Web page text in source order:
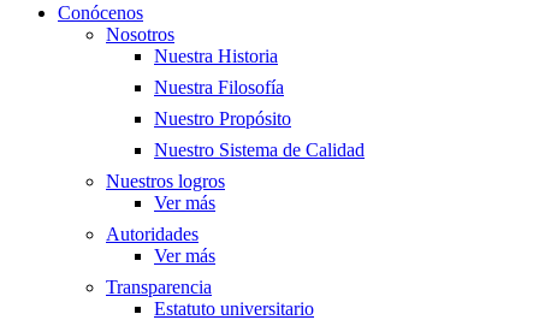
Conócenos
Nosotros
Nuestra Historia
Nuestra Filosofía
Nuestro Propósito
Nuestro Sistema de Calidad
Nuestros logros
Ver más
Autoridades
Ver más
Transparencia
Estatuto universitario